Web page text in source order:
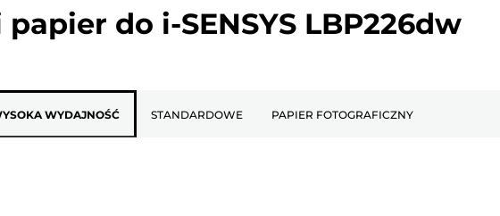
papier do i-SENSYS LBP226dw
WYDAJNOŚĆ STANDARDOWE PAPIER FOTOGRAFICZNY